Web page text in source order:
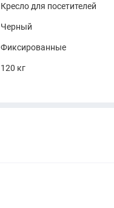
Кресло для посетителей
Черный
Фиксированные
120 кг